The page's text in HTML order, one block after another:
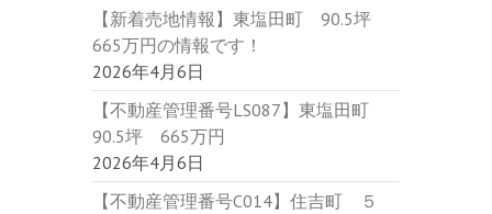
【新着売地情報】東塩田町 90.5坪
665万円の情報です！
2026年4月6日
【不動産管理番号LS087】東塩田町
90.5坪 665万円
2026年4月6日
【不動産管理番号C014】住吉町 ５